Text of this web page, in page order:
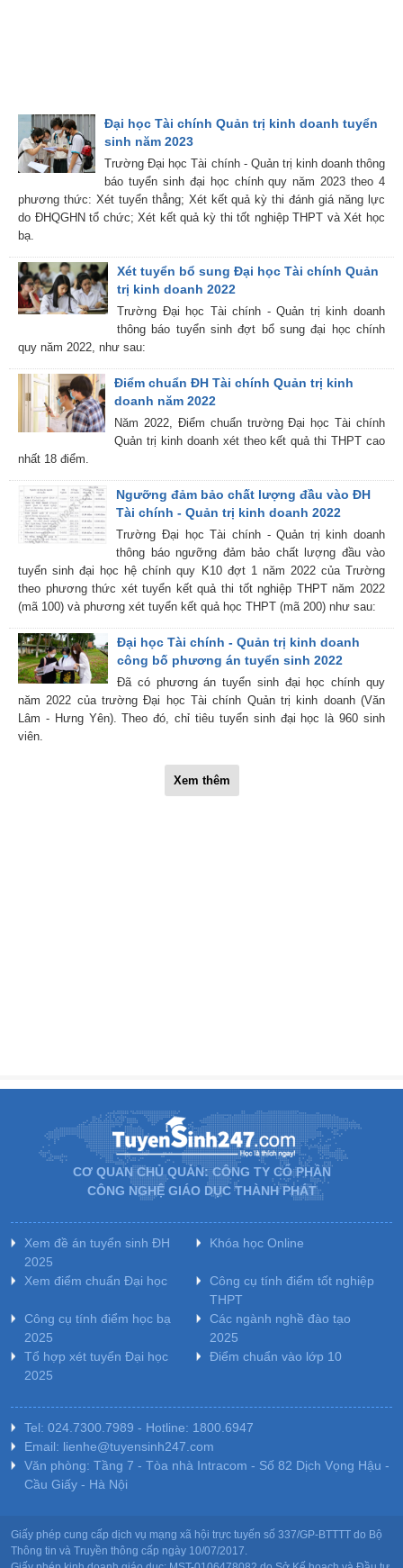
Đại học Tài chính Quản trị kinh doanh tuyển
sinh năm 2023
Trường Đại học Tài chính - Quản trị kinh doanh thông
báo tuyển sinh đại học chính quy năm 2023 theo 4
phương thức: Xét tuyển thẳng; Xét kết quả kỳ thi đánh giá năng lực
do ĐHQGHN tổ chức; Xét kết quả kỳ thi tốt nghiệp THPT và Xét học
bạ.
Xét tuyển bổ sung Đại học Tài chính Quản
trị kinh doanh 2022
Trường Đại học Tài chính - Quản trị kinh doanh
thông báo tuyển sinh đợt bổ sung đại học chính
quy năm 2022, như sau:
Điểm chuẩn ĐH Tài chính Quản trị kinh
doanh năm 2022
Năm 2022, Điểm chuẩn trường Đại học Tài chính
Quản trị kinh doanh xét theo kết quả thi THPT cao
nhất 18 điểm.
Ngưỡng đảm bảo chất lượng đầu vào ĐH
Tài chính - Quản trị kinh doanh 2022
Trường Đại học Tài chính - Quản trị kinh doanh
thông báo ngưỡng đảm bảo chất lượng đầu vào
tuyển sinh đại học hệ chính quy K10 đợt 1 năm 2022 của Trường
theo phương thức xét tuyển kết quả thi tốt nghiệp THPT năm 2022
(mã 100) và phương xét tuyển kết quả học THPT (mã 200) như sau:
Đại học Tài chính - Quản trị kinh doanh
công bố phương án tuyển sinh 2022
Đã có phương án tuyển sinh đại học chính quy
năm 2022 của trường Đại học Tài chính Quản trị kinh doanh (Văn
Lâm - Hưng Yên). Theo đó, chỉ tiêu tuyển sinh đại học là 960 sinh
viên.
Xem thêm
CƠ QUAN CHỦ QUẢN: CÔNG TY CỔ PHẦN
CÔNG NGHỆ GIÁO DỤC THÀNH PHÁT
Xem đề án tuyển sinh ĐH
2025
Khóa học Online
Xem điểm chuẩn Đại học
Công cụ tính điểm tốt nghiệp
THPT
Công cụ tính điểm học bạ
2025
Các ngành nghề đào tạo
2025
Tổ hợp xét tuyển Đại học
2025
Điểm chuẩn vào lớp 10
Tel: 024.7300.7989 - Hotline: 1800.6947
Email: lienhe@tuyensinh247.com
Văn phòng: Tầng 7 - Tòa nhà Intracom - Số 82 Dịch Vọng Hậu -
Cầu Giấy - Hà Nội
Giấy phép cung cấp dịch vụ mạng xã hội trực tuyến số 337/GP-BTTTT do Bộ
Thông tin và Truyền thông cấp ngày 10/07/2017.